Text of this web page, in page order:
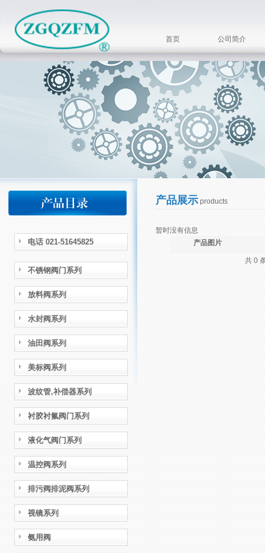
首页 公司简介
电话 021-51645825
不锈钢阀门系列
放料阀系列
水封阀系列
油田阀系列
美标阀系列
波纹管,补偿器系列
衬胶衬氟阀门系列
液化气阀门系列
温控阀系列
排污阀排泥阀系列
视镜系列
氨用阀
产品展示products
暂时没有信息
产品图片
共 0